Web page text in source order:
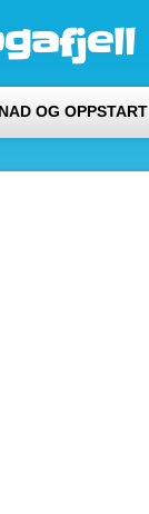
OG OPPSTART